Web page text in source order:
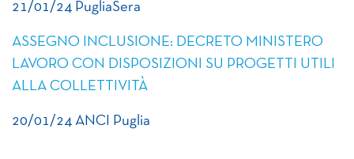
21/01/24 PugliaSera
ASSEGNO INCLUSIONE: DECRETO MINISTERO
LAVORO CON DISPOSIZIONI SU PROGETTI UTILI
ALLA COLLETTIVITÀ
20/01/24 ANCI Puglia